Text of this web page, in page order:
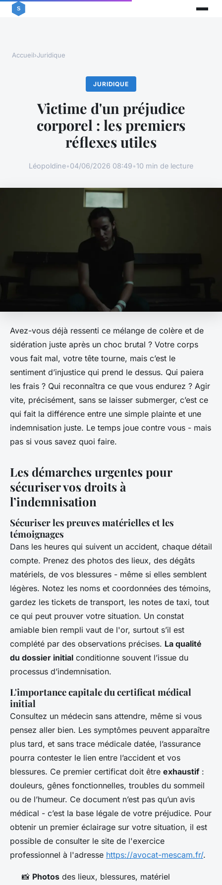
Accueil›Juridique
JURIDIQUE
Victime d'un préjudice
corporel : les premiers
réflexes utiles
Léopoldine•04/06/2026 08:49•10 min de lecture
Avez-vous déjà ressenti ce mélange de colère et de
sidération juste après un choc brutal ? Votre corps
vous fait mal, votre tête tourne, mais c’est le
sentiment d’injustice qui prend le dessus. Qui paiera
les frais ? Qui reconnaîtra ce que vous endurez ? Agir
vite, précisément, sans se laisser submerger, c’est ce
qui fait la différence entre une simple plainte et une
indemnisation juste. Le temps joue contre vous - mais
pas si vous savez quoi faire.
Les démarches urgentes pour
sécuriser vos droits à
l’indemnisation
Sécuriser les preuves matérielles et les
témoignages
Dans les heures qui suivent un accident, chaque détail
compte. Prenez des photos des lieux, des dégâts
matériels, de vos blessures - même si elles semblent
légères. Notez les noms et coordonnées des témoins,
gardez les tickets de transport, les notes de taxi, tout
ce qui peut prouver votre situation. Un constat
amiable bien rempli vaut de l'or, surtout s’il est
complété par des observations précises. La qualité
du dossier initial conditionne souvent l’issue du
processus d’indemnisation.
L'importance capitale du certificat médical
initial
Consultez un médecin sans attendre, même si vous
pensez aller bien. Les symptômes peuvent apparaître
plus tard, et sans trace médicale datée, l’assurance
pourra contester le lien entre l’accident et vos
blessures. Ce premier certificat doit être exhaustif :
douleurs, gênes fonctionnelles, troubles du sommeil
ou de l’humeur. Ce document n’est pas qu’un avis
médical - c’est la base légale de votre préjudice. Pour
obtenir un premier éclairage sur votre situation, il est
possible de consulter le site de l'exercice
professionnel à l'adresse https://avocat-mescam.fr/.
📸 Photos des lieux, blessures, matériel